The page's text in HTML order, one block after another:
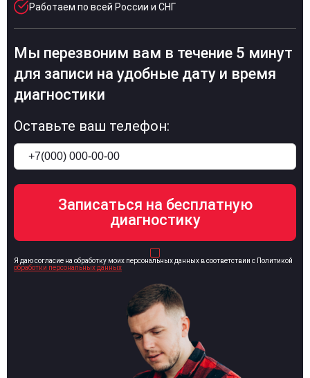
Работаем по всей России и СНГ
Мы перезвоним вам в течение 5 минут
для записи на удобные дату и время
диагностики
Оставьте ваш телефон:
Я даю согласие на обработку моих персональных данных в соответствии с Политикой
обработки персональных данных